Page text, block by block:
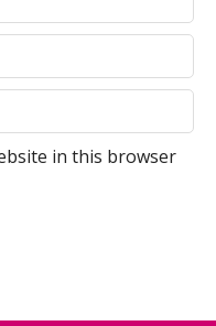
in this browser